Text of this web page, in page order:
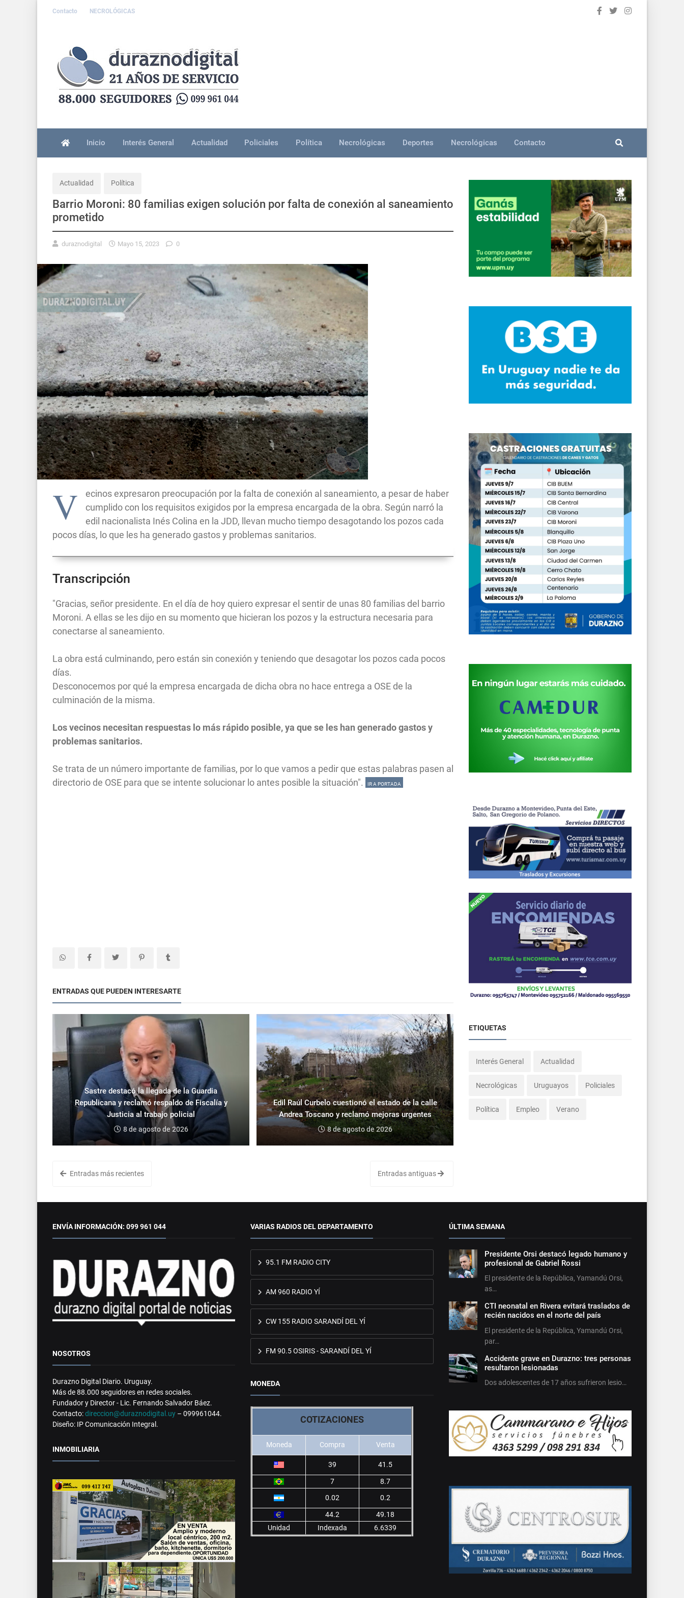
Contacto NECROLÓGICAS
Inicio Interés General Actualidad Policiales Política Necrológicas Deportes Necrológicas Contacto
Actualidad Política
Barrio Moroni: 80 familias exigen solución por falta de conexión al saneamiento
prometido
duraznodigital Mayo 15, 2023 0
V
ecinos expresaron preocupación por la falta de conexión al saneamiento, a pesar de haber
cumplido con los requisitos exigidos por la empresa encargada de la obra. Según narró la
edil nacionalista Inés Colina en la JDD, llevan mucho tiempo desagotando los pozos cada
pocos días, lo que les ha generado gastos y problemas sanitarios.
Transcripción
"Gracias, señor presidente. En el día de hoy quiero expresar el sentir de unas 80 familias del barrio
Moroni. A ellas se les dijo en su momento que hicieran los pozos y la estructura necesaria para
conectarse al saneamiento.
La obra está culminando, pero están sin conexión y teniendo que desagotar los pozos cada pocos
días.
Desconocemos por qué la empresa encargada de dicha obra no hace entrega a OSE de la
culminación de la misma.
Los vecinos necesitan respuestas lo más rápido posible, ya que se les han generado gastos y
problemas sanitarios.
Se trata de un número importante de familias, por lo que vamos a pedir que estas palabras pasen al
directorio de OSE para que se intente solucionar lo antes posible la situación".
IR A PORTADA
ENTRADAS QUE PUEDEN INTERESARTE
Sastre destacó la llegada de la Guardia
Republicana y reclamó respaldo de Fiscalía y
Justicia al trabajo policial
8 de agosto de 2026
Edil Raúl Curbelo cuestionó el estado de la calle
Andrea Toscano y reclamó mejoras urgentes
8 de agosto de 2026
Entradas más recientes Entradas antiguas
ETIQUETAS
Interés General Actualidad
Necrológicas Uruguayos Policiales
Política Empleo Verano
ENVÍA INFORMACIÓN: 099 961 044
NOSOTROS
Durazno Digital Diario. Uruguay.
Más de 88.000 seguidores en redes sociales.
Fundador y Director - Lic. Fernando Salvador Báez.
Contacto:direccion@duraznodigital.uy – 099961044.
Diseño: IP Comunicación Integral.
INMOBILIARIA
VARIAS RADIOS DEL DEPARTAMENTO
95.1 FM RADIO CITY
AM 960 RADIO YÍ
CW 155 RADIO SARANDÍ DEL YÍ
FM 90.5 OSIRIS - SARANDÍ DEL YÍ
MONEDA
COTIZACIONES
Moneda Compra Venta
39 41.5
7
8.7
0.02
0.2
44.2
49.18
Unidad
Indexada 6.6339
ÚLTIMA SEMANA
Presidente Orsi destacó legado humano y
profesional de Gabriel Rossi
El presidente de la República, Yamandú Orsi,
as…
CTI neonatal en Rivera evitará traslados de
recién nacidos en el norte del país
El presidente de la República, Yamandú Orsi,
par…
Accidente grave en Durazno: tres personas
resultaron lesionadas
Dos adolescentes de 17 años sufrieron lesio…